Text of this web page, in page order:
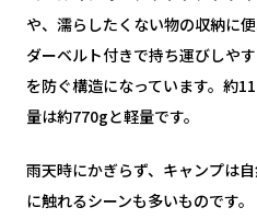
や、濡らしたくない物の収納に
ダーベルト付きで持ち運びしや
を防ぐ構造になっています。約
量は約770gと軽量です。
雨天時にかぎらず、キャンプは
に触れるシーンも多いものです